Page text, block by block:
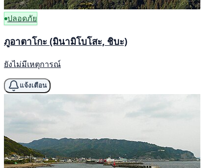
ปลอดภัย
ภูอาตาโกะ (มินามิโบโสะ, ชิบะ)
ยังไม่มีเหตุการณ์
แจ้งเตือน